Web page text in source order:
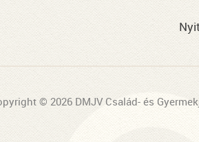
© 2026 DMJV Család- és